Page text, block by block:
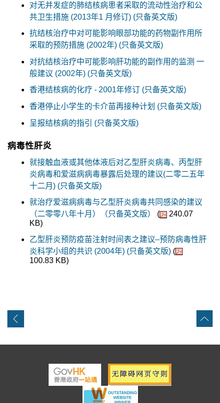
对无并发症的肺结核病患者采取的流动性治疗和公
共卫生措施 (2013年1 月修订) (只备英文版)
抗结核治疗中对可能影响眼部功能的药物副作用所
采取的预防措施 (2002年) (只备英文版)
对抗结核治疗中可能影响肝功能的副作用的监测 一
般建议 (2002年) (只备英文版)
香港结核病的化疗 - 2001年修订 (只备英文版)
香港停止小学生的卡介苗再接种计划 (只备英文版)
呈报结核病的指引 (只备英文版)
病毒性肝炎
就接触血液或其他体液后对乙型肝炎病毒、丙型肝
炎病毒和爱滋病病毒暴露后处理的建议(二零二五年
十二月) (只备英文版)
就治疗爱滋病病毒与乙型肝炎病毒共同感染的建议
（二零零八年十月）（只备英文版）
(
240.07
KB)
乙型肝炎预防疫苗注射时间表之建议–预防病毒性肝
炎科学小组的共识 (2004年) (只备英文版)(
100.83 KB)